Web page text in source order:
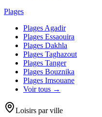
Plages
PlagesAgadir
Plages Essaouira
Plages Dakhla
Plages Taghazout
Plages Tanger
Plages Bouznika
Plages Imsouane
Voir tous →
Loisirs par ville